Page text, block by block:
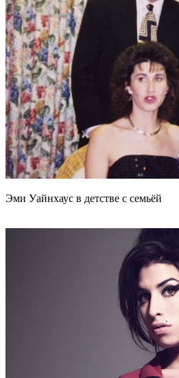
Эми Уайнхаус в детстве с семьёй